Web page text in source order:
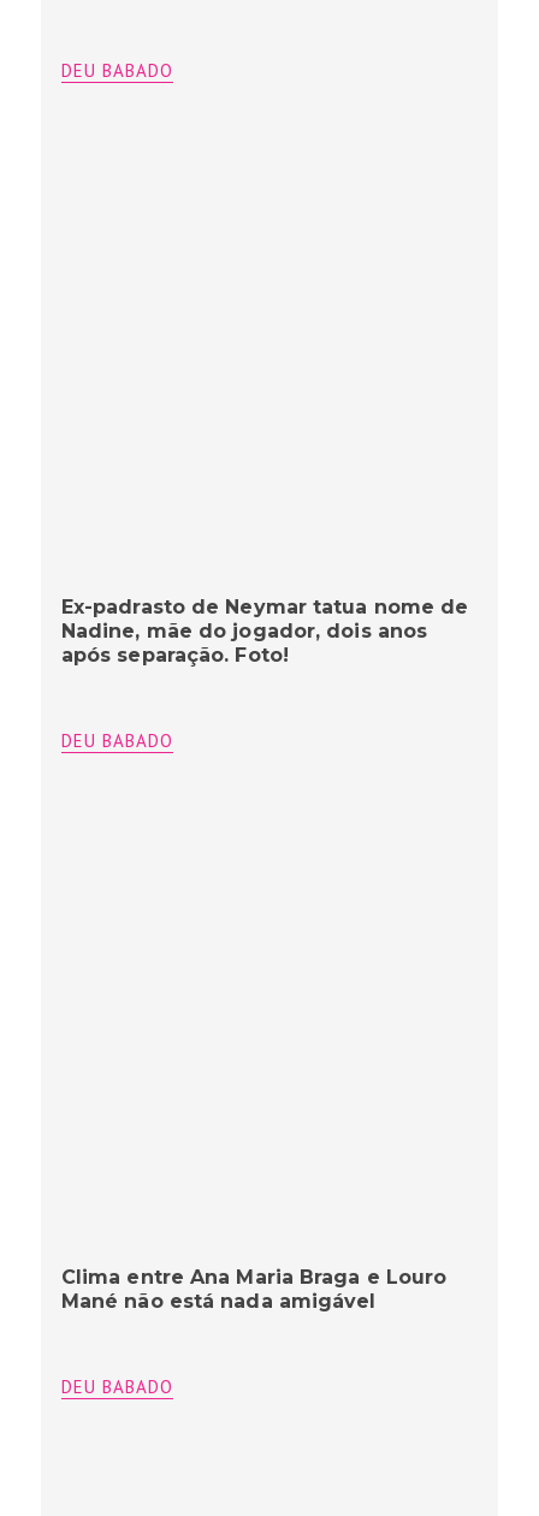
DEU BABADO
Ex-padrasto de Neymar tatua nome de
Nadine, mãe do jogador, dois anos
após separação. Foto!
DEU BABADO
Clima entre Ana Maria Braga e Louro
Mané não está nada amigável
DEU BABADO